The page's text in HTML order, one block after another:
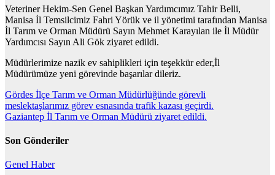
Veteriner Hekim-Sen Genel Başkan Yardımcımız Tahir Belli,
Manisa İl Temsilcimiz Fahri Yörük ve il yönetimi tarafından Manisa
İl Tarım ve Orman Müdürü Sayın Mehmet Karayılan ile İl Müdür
Yardımcısı Sayın Ali Gök ziyaret edildi.
Müdürlerimize nazik ev sahiplikleri için teşekkür eder,İl
Müdürümüze yeni görevinde başarılar dileriz.
Yazı
gezinmesi
Gördes İlçe Tarım ve Orman Müdürlüğünde görevli
meslektaşlarımız görev esnasında trafik kazası geçirdi.
Gaziantep İl Tarım ve Orman Müdürü ziyaret edildi.
Son Gönderiler
Genel Haber